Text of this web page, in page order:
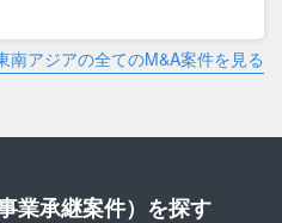
南アジアの全てのM&A案件を見る
業承継案件）を探す